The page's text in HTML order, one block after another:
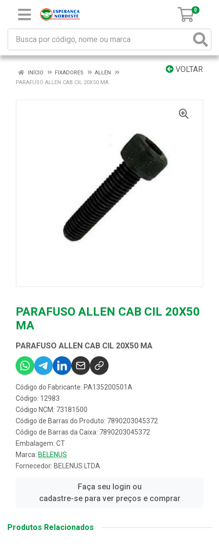
0
VOLTAR
INÍCIO FIXADORES
ALLEN
PARAFUSO ALLEN CAB CIL 20X50 MA
PARAFUSO ALLEN CAB CIL 20X50
MA
PARAFUSO ALLEN CAB CIL 20X50 MA
Código do Fabricante: PA135200501A
Código: 12983
Código NCM: 73181500
Código de Barras do Produto: 7890203045372
Código de Barras da Caixa: 7890203045372
Embalagem: CT
Marca: BELENUS
Fornecedor: BELENUS LTDA
Faça seu login ou
cadastre-se para ver preços e comprar
Produtos Relacionados